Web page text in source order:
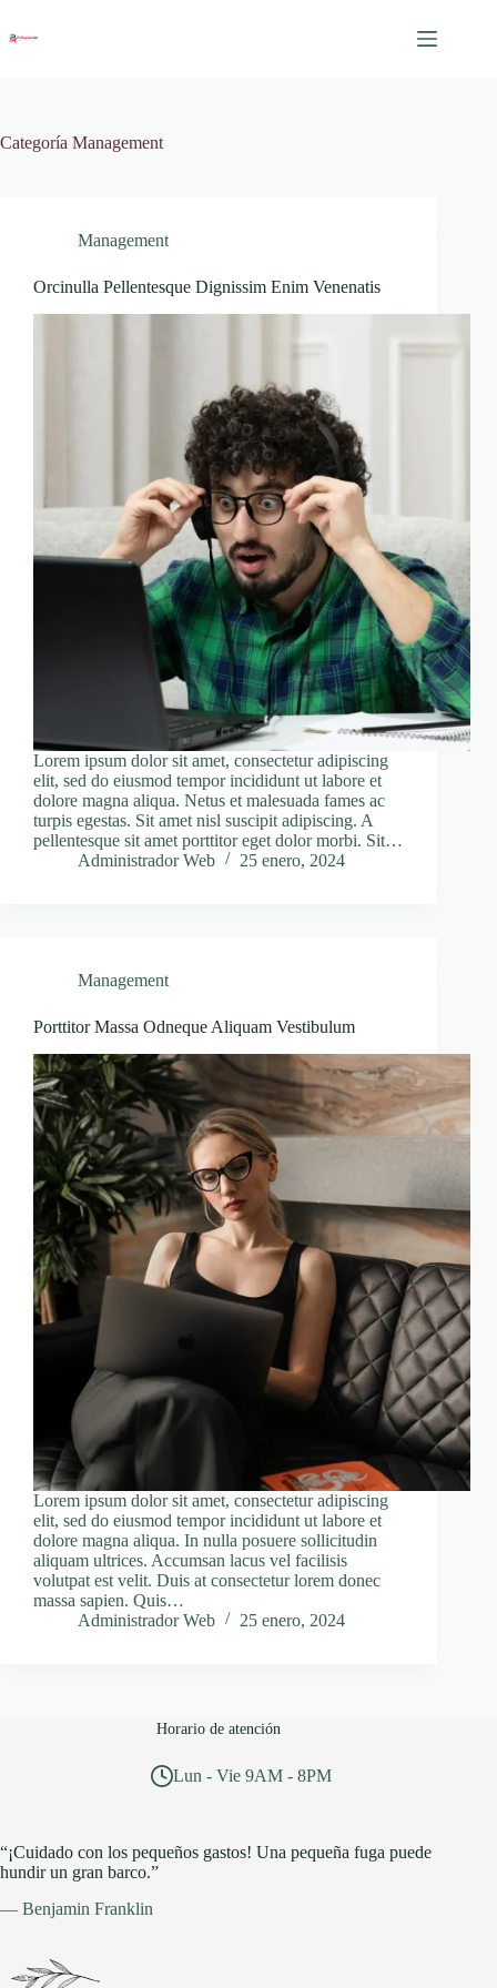
contenido
Categoría Management
Management
Orcinulla Pellentesque Dignissim Enim Venenatis
Lorem ipsum dolor sit amet, consectetur adipiscing
elit, sed do eiusmod tempor incididunt ut labore et
dolore magna aliqua. Netus et malesuada fames ac
turpis egestas. Sit amet nisl suscipit adipiscing. A
pellentesque sit amet porttitor eget dolor morbi. Sit…
Administrador Web
25 enero, 2024
Management
Porttitor Massa Odneque Aliquam Vestibulum
Lorem ipsum dolor sit amet, consectetur adipiscing
elit, sed do eiusmod tempor incididunt ut labore et
dolore magna aliqua. In nulla posuere sollicitudin
aliquam ultrices. Accumsan lacus vel facilisis
volutpat est velit. Duis at consectetur lorem donec
massa sapien. Quis…
Administrador Web
25 enero, 2024
Horario de atención
Lun - Vie 9AM - 8PM
“¡Cuidado con los pequeños gastos! Una pequeña fuga puede
hundir un gran barco.”
— Benjamin Franklin